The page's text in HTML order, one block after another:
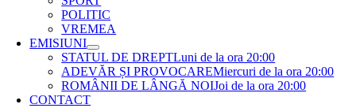
POLITIC
VREMEA
EMISIUNI
STATUL DE DREPTLuni de la ora 20:00
ADEVĂR ȘI PROVOCAREMiercuri de la ora 20:00
ROMÂNII DE LÂNGĂ NOIJoi de la ora 20:00
CONTACT